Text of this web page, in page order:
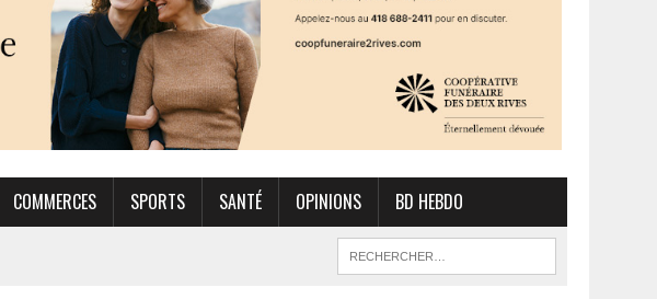
COMMERCES SPORTS SANTÉ OPINIONS BD HEBDO